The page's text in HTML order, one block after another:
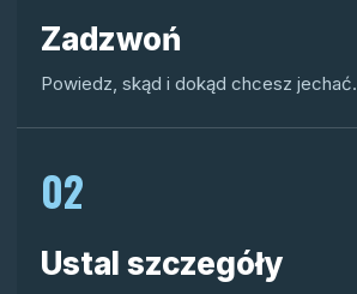
Zadzwoń
Powiedz, skąd i dokąd chcesz jechać.
02
Ustal szczegóły